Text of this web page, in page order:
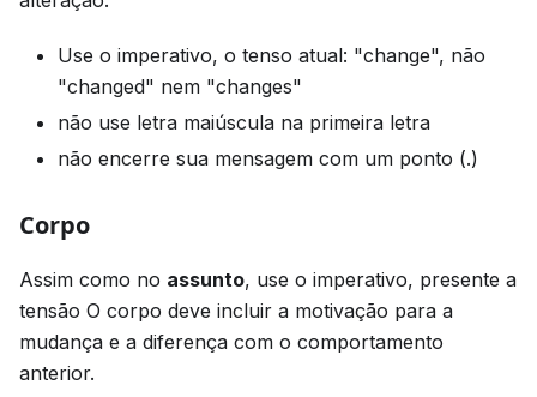
Use o imperativo, o tenso atual: "change", não
"changed" nem "changes"
não use letra maiúscula na primeira letra
não encerre sua mensagem com um ponto (.)
Corpo
Assim como no assunto, use o imperativo, presente a
tensão O corpo deve incluir a motivação para a
mudança e a diferença com o comportamento
anterior.